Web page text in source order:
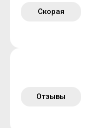
Скорая
Отзывы